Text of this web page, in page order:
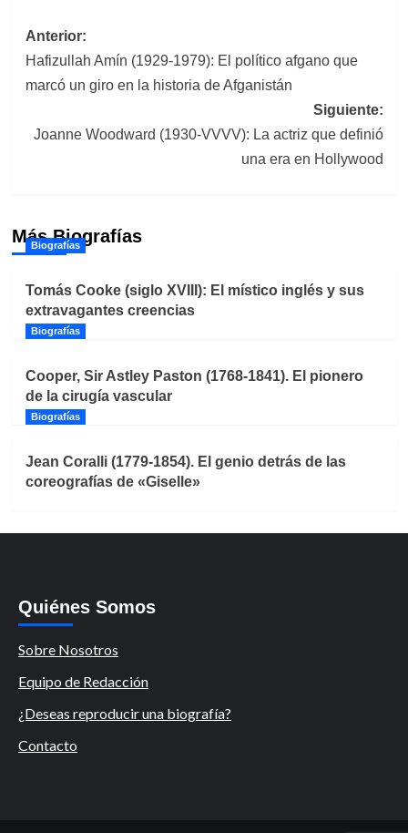
Navegación
de
entradas
Anterior:
Hafizullah Amín (1929-1979): El político afgano que
marcó un giro en la historia de Afganistán
Siguiente:
Joanne Woodward (1930-VVVV): La actriz que definió
una era en Hollywood
Más Biografías
Biografías
Tomás Cooke (siglo XVIII): El místico inglés y sus
extravagantes creencias
Biografías
Cooper, Sir Astley Paston (1768-1841). El pionero
de la cirugía vascular
Biografías
Jean Coralli (1779-1854). El genio detrás de las
coreografías de «Giselle»
Quiénes Somos
Sobre Nosotros
Equipo de Redacción
¿Deseas reproducir una biografía?
Contacto